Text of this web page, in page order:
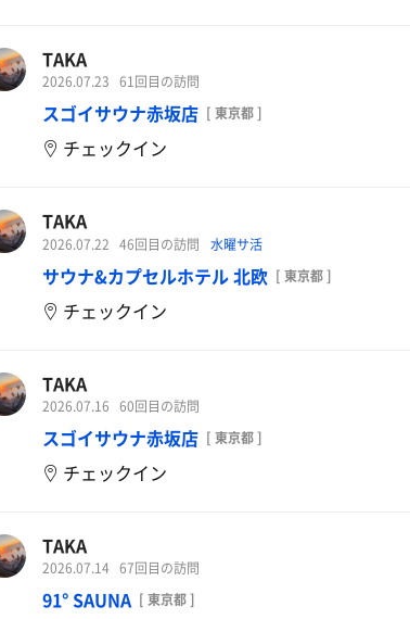
TAKA
2026.07.23 61回目の訪問
スゴイサウナ赤坂店 [ 東京都 ]
チェックイン
TAKA
2026.07.22 46回目の訪問 水曜サ活
サウナ&カプセルホテル 北欧 [ 東京都 ]
チェックイン
TAKA
2026.07.16 60回目の訪問
スゴイサウナ赤坂店 [ 東京都 ]
チェックイン
TAKA
2026.07.14 67回目の訪問
91° SAUNA [ 東京都 ]